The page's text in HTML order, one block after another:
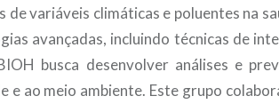
de variáveis climáticas e poluentes na
avançadas, incluindo técnicas de
busca desenvolver análises e
e ao meio ambiente. Este grupo